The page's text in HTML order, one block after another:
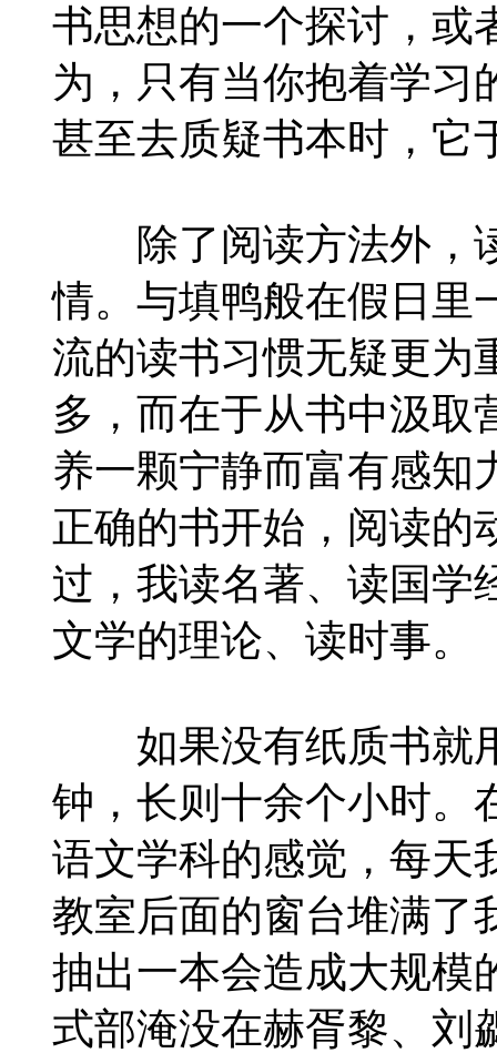
书思想的一个探讨，或
为，只有当你抱着学习
甚至去质疑书本时，它
除了阅读方法外，
情。与填鸭般在假日里
流的读书习惯无疑更为
多，而在于从书中汲取
养一颗宁静而富有感知
正确的书开始，阅读的
过，我读名著、读国学
文学的理论、读时事。
如果没有纸质书就
钟，长则十余个小时。
语文学科的感觉，每天
教室后面的窗台堆满了
抽出一本会造成大规模
式部淹没在赫胥黎、刘